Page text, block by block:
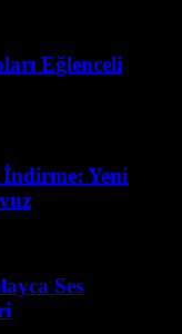
Eğlenceli
Yeni
Ses